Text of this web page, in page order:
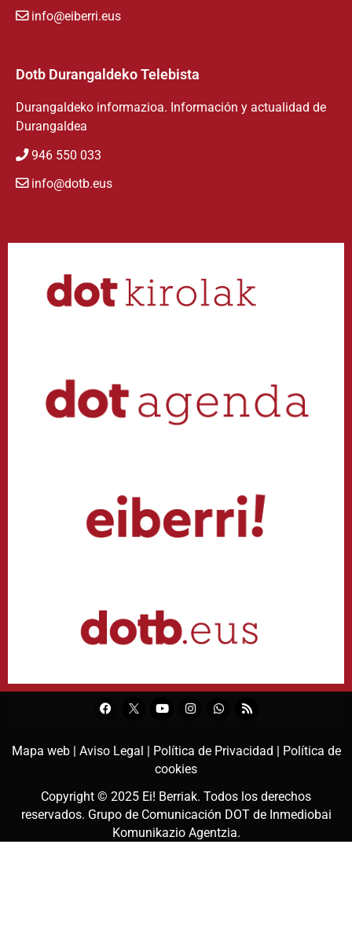
info@eiberri.eus
Dotb Durangaldeko Telebista
Durangaldeko informazioa. Información y actualidad de
Durangaldea
946 550 033
info@dotb.eus
Mapa web | Aviso Legal | Política de Privacidad | Política de
cookies
Copyright © 2025 Ei! Berriak. Todos los derechos
reservados. Grupo de Comunicación DOT de Inmediobai
Komunikazio Agentzia.